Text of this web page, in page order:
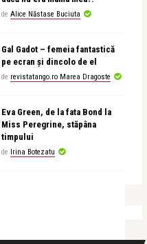
de Alice Năstase Buciuta
Gal Gadot – femeia fantastică
pe ecran și dincolo de el
de revistatango.ro Marea Dragoste
Eva Green, de la fata Bond la
Miss Peregrine, stăpâna
timpului
de Irina Botezatu